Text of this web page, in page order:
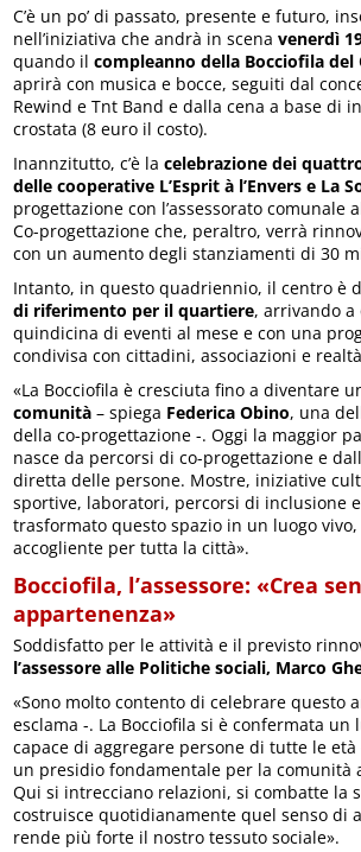
C’è un po’ di passato, presente e futuro,
nell’iniziativa che andrà in scenavenerdì
quando ilcompleanno della Bocciofila del
aprirà con musica e bocce, seguiti dal
Rewind e Tnt Band e dalla cena a base di
crostata (8 euro il costo).
Inannzitutto, c’è lacelebrazione dei
delle cooperative L’Esprit à l’Envers e La
progettazione con l’assessorato comunale
Co-progettazione che, peraltro, verrà
con un aumento degli stanziamenti di 30
Intanto, in questo quadriennio, il centro è
di riferimento per il quartiere, arrivando
quindicina di eventi al mese e con una
condivisa con cittadini, associazioni e
«La Bocciofila è cresciuta fino a diventare
comunità – spiega Federica Obino, una
della co-progettazione -. Oggi la maggior
nasce da percorsi di co-progettazione e
diretta delle persone. Mostre, iniziative
sportive, laboratori, percorsi di inclusione
trasformato questo spazio in un luogo
accogliente per tutta la città».
Bocciofila, l’assessore: «Crea
appartenenza»
Soddisfatto per le attività e il previsto
l’assessore alle Politiche sociali, Marco
«Sono molto contento di celebrare questo
esclama -. La Bocciofila si è confermata un
capace di aggregare persone di tutte le
un presidio fondamentale per la comunità
Qui si intrecciano relazioni, si combatte la
costruisce quotidianamente quel senso di
rende più forte il nostro tessuto sociale».